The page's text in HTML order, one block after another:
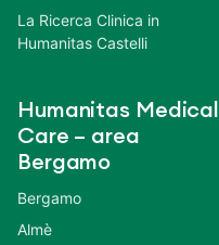
La Ricerca Clinica in
Humanitas Castelli
Humanitas Medical
Care – area
Bergamo
Bergamo
Almè